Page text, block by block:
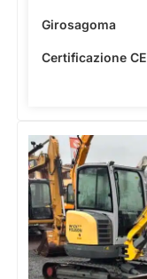
Girosagoma
Certificazione CE